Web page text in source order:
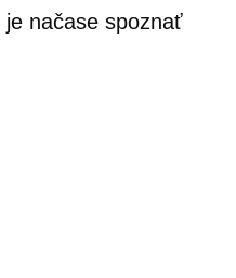
načase spoznať